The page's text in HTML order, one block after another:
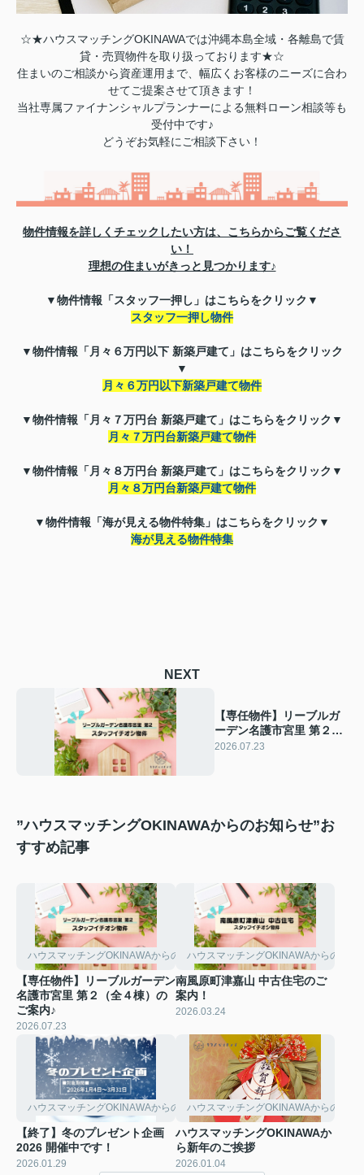
☆★ハウスマッチングOKINAWAでは沖縄本島全域・各離島で賃
貸・売買物件を取り扱っております★☆
住まいのご相談から資産運用まで、幅広くお客様のニーズに合わ
せてご提案させて頂きます！
当社専属ファイナンシャルプランナーによる無料ローン相談等も
受付中です♪
どうぞお気軽にご相談下さい！
物件情報を詳しくチェックしたい方は、こちらからご覧くださ
い！
理想の住まいがきっと見つかります♪
▼物件情報「スタッフ一押し」はこちらをクリック▼
スタッフ一押し物件
▼物件情報「月々６万円以下 新築戸建て」はこちらをクリック
▼
月々６万円以下新築戸建て物件
▼物件情報「月々７万円台 新築戸建て」はこちらをクリック▼
月々７万円台新築戸建て物件
▼物件情報「月々８万円台 新築戸建て」はこちらをクリック▼
月々８万円台新築戸建て物件
▼物件情報「海が見える物件特集」はこちらをクリック▼
海が見える物件特集
NEXT
【専任物件】リーブルガ
ーデン名護市宮里 第２
（全４棟）のご案内♪
2026.07.23
”ハウスマッチングOKINAWAからのお知らせ”お
すすめ記事
ハウスマッチングOKINAWAからのお知らせ
【専任物件】リーブルガーデン
名護市宮里 第２（全４棟）の
ご案内♪
2026.07.23
ハウスマッチングOKINAWAからのお知
南風原町津嘉山 中古住宅のご
案内！
2026.03.24
ハウスマッチングOKINAWAからのお知らせ
【終了】冬のプレゼント企画
2026 開催中です！
2026.01.29
ハウスマッチングOKINAWAからのお知
ハウスマッチングOKINAWAか
ら新年のご挨拶
2026.01.04